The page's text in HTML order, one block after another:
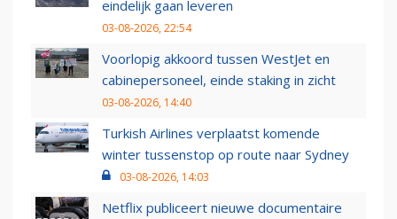
eindelijk gaan leveren
03-08-2026, 22:54
Voorlopig akkoord tussen WestJet en
cabinepersoneel, einde staking in zicht
03-08-2026, 14:40
Turkish Airlines verplaatst komende
winter tussenstop op route naar Sydney
03-08-2026, 14:03
Netflix publiceert nieuwe documentaire